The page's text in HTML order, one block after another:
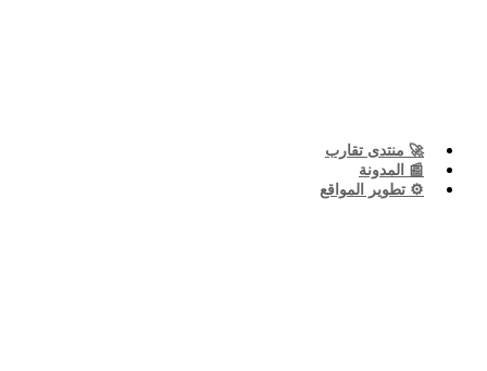
🚀 منتدى تقارب
📰 المدونة
⚙️ تطوير المواقع